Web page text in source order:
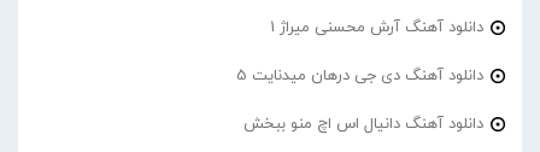
دانلود آهنگ آرش محسنی میراژ 1
دانلود آهنگ دی جی درهان میدنایت 5
دانلود آهنگ دانیال اس اچ منو ببخش